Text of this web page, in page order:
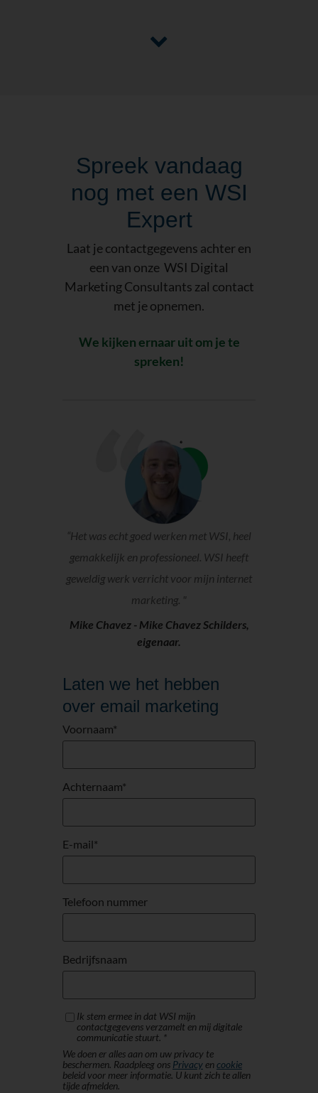
Spreek vandaag
nog met een WSI
Expert
Laat je contactgegevens achter en
een van onze WSI Digital
Marketing Consultants zal contact
met je opnemen.
We kijken ernaar uit om je te
spreken!
“Het was echt goed werken met WSI, heel
gemakkelijk en professioneel. WSI heeft
geweldig werk verricht voor mijn internet
marketing. "
Mike Chavez - Mike Chavez Schilders,
eigenaar.
Laten we het hebben
over email marketing
Voornaam*
Achternaam*
E-mail*
Telefoon nummer
Bedrijfsnaam
Ik stem ermee in dat WSI mijn
contactgegevens verzamelt en mij digitale
communicatie stuurt. *
We doen er alles aan om uw privacy te
beschermen. Raadpleeg ons Privacyencookie
beleid voor meer informatie. U kunt zich te allen
tijde afmelden.